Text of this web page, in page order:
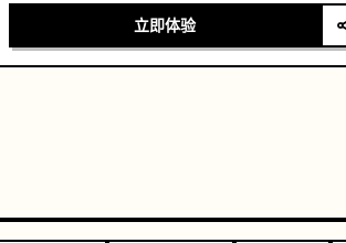
立即体验